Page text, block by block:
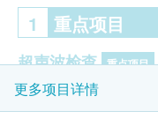
1 重点项目
超声波检查 重点项目
B超檢查- 乳房
更多项目详情